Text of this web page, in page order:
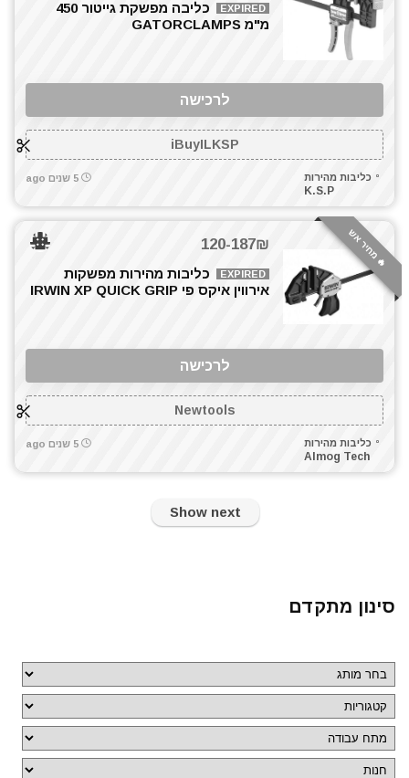
EXPIRED
כליבה מפשקת גייטור 450
מ"מ GATORCLAMPS
לרכישה
iBuyILKSP
כליבות מהירות
K.S.P
5 שנים ago
🔥 מחיר אש 120-187₪
EXPIRED
כליבות מהירות מפשקות
אירווין איקס פי IRWIN XP QUICK GRIP
לרכישה
Newtools
כליבות מהירות
Almog Tech
5 שנים ago
Show next
סינון מתקדם